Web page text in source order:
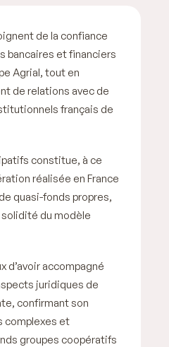
de la confiance
bancaires et financiers
Agrial, tout en
de relations avec de
français de
constitue, à ce
réalisée en France
quasi-fonds propres,
du modèle
d’avoir accompagné
juridiques de
confirmant son
complexes et
groupes coopératifs